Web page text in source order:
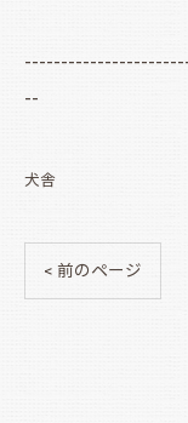
--
犬舎
< 前のページ